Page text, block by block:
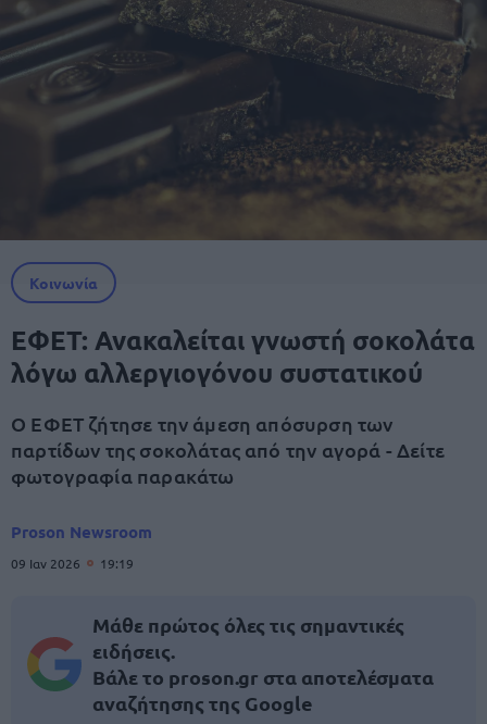
Κοινωνία
ΕΦΕΤ: Ανακαλείται γνωστή σοκολάτα
λόγω αλλεργιογόνου συστατικού
Ο ΕΦΕΤ ζήτησε την άμεση απόσυρση των
παρτίδων της σοκολάτας από την αγορά - Δείτε
φωτογραφία παρακάτω
Proson Newsroom
09 Ιαν 2026 19:19
Μάθε πρώτος όλες τις σημαντικές
ειδήσεις.
Βάλε το proson.gr στα αποτελέσματα
αναζήτησης της Google